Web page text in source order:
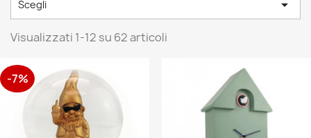
Scegli 
Visualizzati 1-12 su 62 articoli
-7%